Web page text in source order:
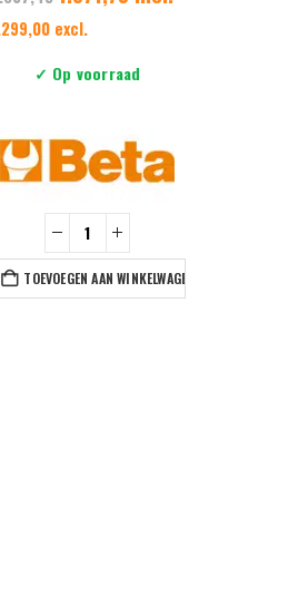
excl.
✓ Op voorraad
TOEVOEGEN AAN WINKELWAGEN